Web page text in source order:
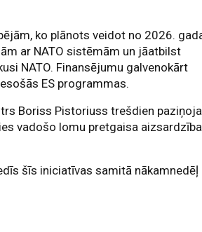
ko plānots veidot no 2026.
ar NATO sistēmām un jāatbilst
NATO. Finansējumu galvenokārt
ES programmas.
Boriss Pistoriuss trešdien
vadošo lomu pretgaisa
šīs iniciatīvas samitā nākamnedēļ